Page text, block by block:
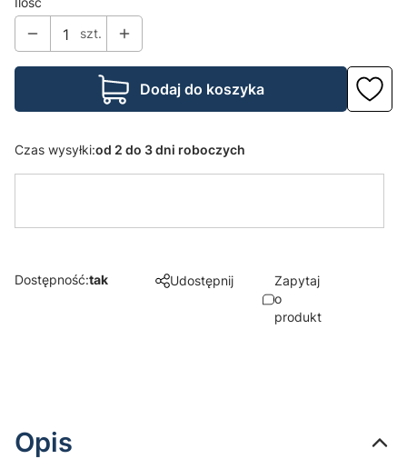
szt.
Dodaj do koszyka
Czas wysyłki:od 2 do 3 dni roboczych
Dostępność:tak Udostępnij
Zapytaj
o
produkt
Opis